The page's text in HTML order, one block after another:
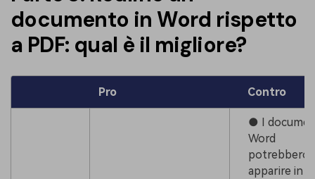
documento in Word rispetto
a PDF: qual è il migliore?
Pro Contro
● I
Word
potrebbero
apparire in